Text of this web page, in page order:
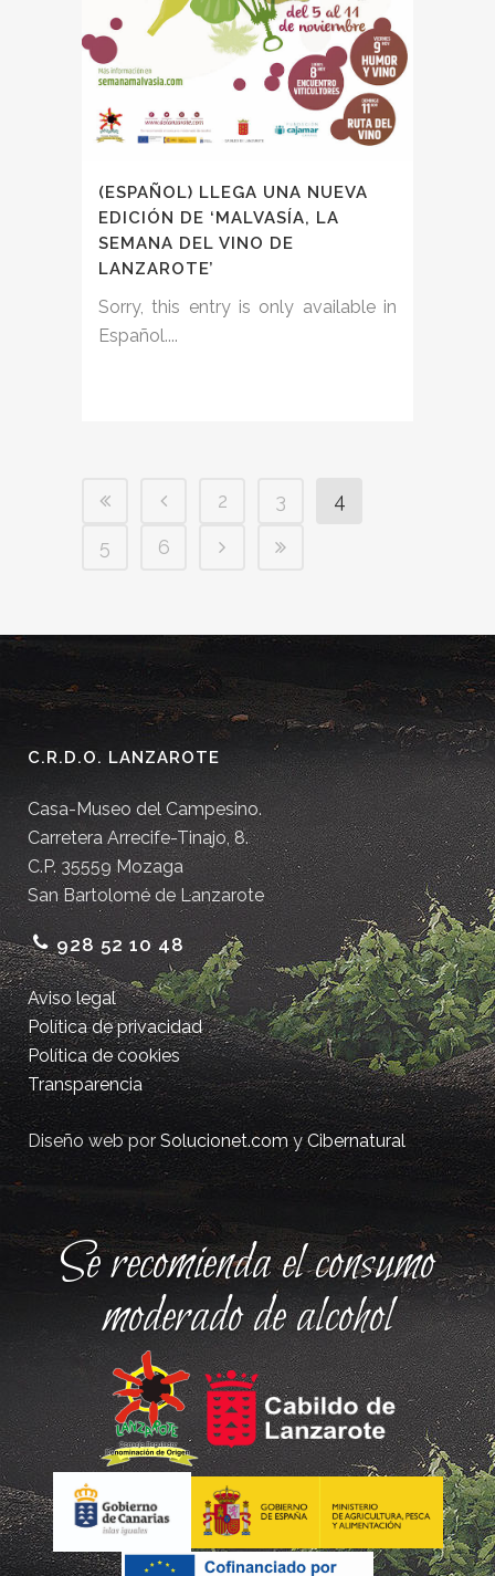
(ESPAÑOL) LLEGA UNA NUEVA
EDICIÓN DE ‘MALVASÍA, LA
SEMANA DEL VINO DE
LANZAROTE’
Sorry, this entry is only available in
Español....
2 3
4
5
6
C.R.D.O. LANZAROTE
Casa-Museo del Campesino.
Carretera Arrecife-Tinajo, 8.
C.P. 35559 Mozaga
San Bartolomé de Lanzarote
928 52 10 48
Aviso legal
Política de privacidad
Política de cookies
Transparencia
Diseño web porSolucionet.comyCibernatural
Se recomienda el consumo
moderado de alcohol